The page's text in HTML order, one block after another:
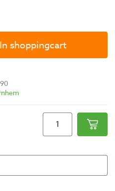
In shoppingcart